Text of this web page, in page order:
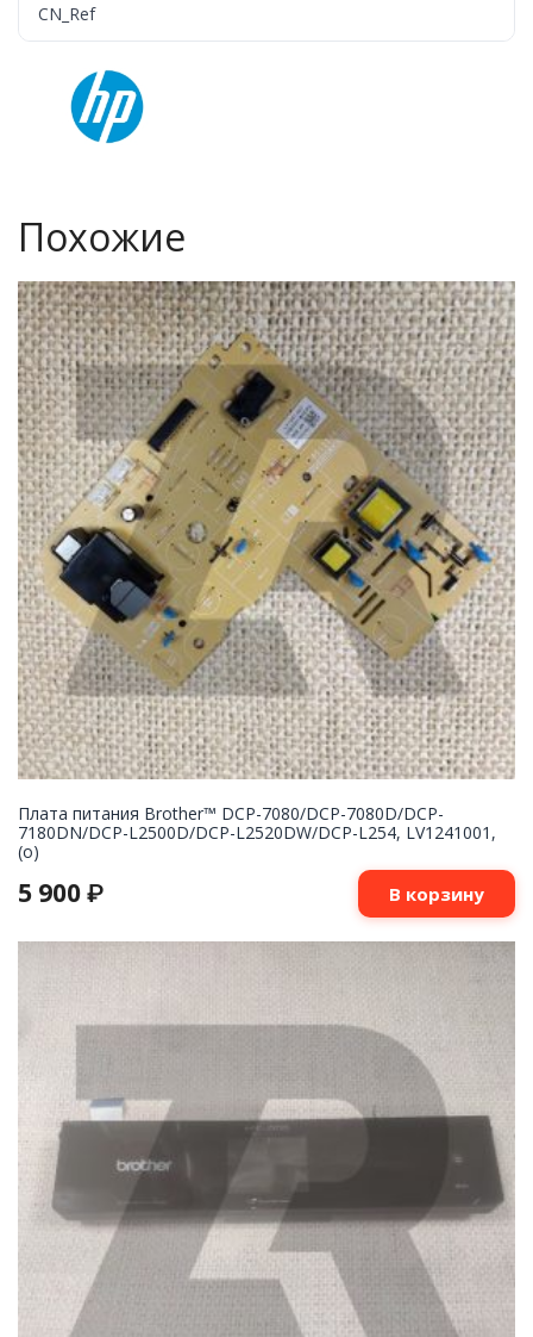
CN_Ref
Похожие
Плата питания Brother™ DCP-7080/DCP-7080D/DCP-
7180DN/DCP-L2500D/DCP-L2520DW/DCP-L254, LV1241001,
(o)
5 900 ₽ В корзину